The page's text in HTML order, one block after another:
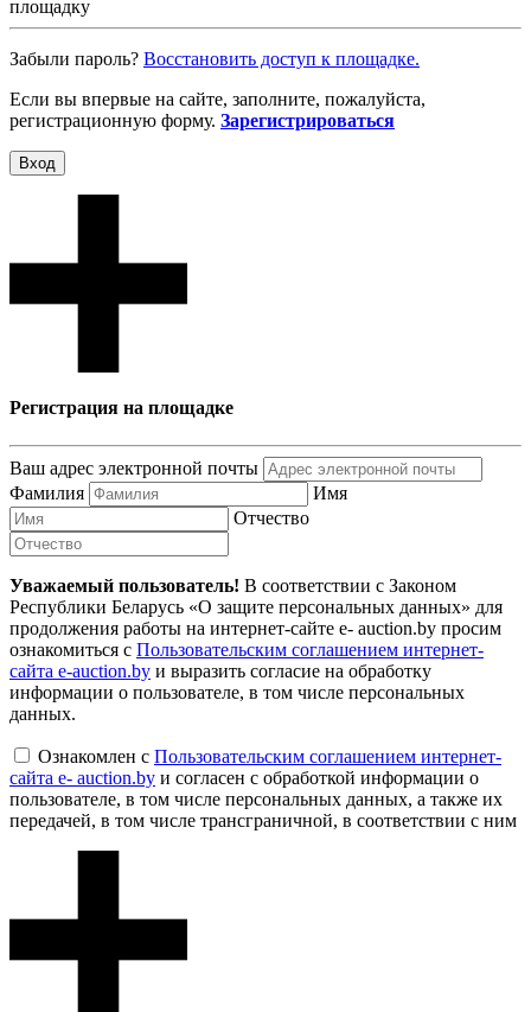
площадку
Забыли пароль? Восcтановить доступ к площадке.
Если вы впервые на сайте, заполните, пожалуйста,
регистрационную форму. Зарегистрироваться
Вход
Регистрация на площадке
Ваш адрес электронной почты
Фамилия
Имя
Отчество
Уважаемый пользователь! В соответствии с Законом
Республики Беларусь «О защите персональных данных» для
продолжения работы на интернет-сайте e- auction.by просим
ознакомиться с Пользовательским соглашением интернет-
сайта e-auction.by и выразить согласие на обработку
информации о пользователе, в том числе персональных
данных.
Ознакомлен с Пользовательским соглашением интернет-
сайта e- auction.by и согласен с обработкой информации о
пользователе, в том числе персональных данных, а также их
передачей, в том числе трансграничной, в соответствии с ним